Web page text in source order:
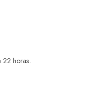
horas.